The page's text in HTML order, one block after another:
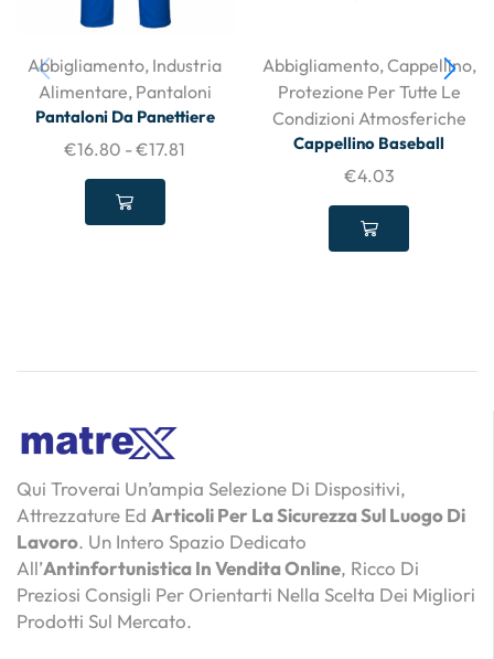
Abbigliamento, Industria
Alimentare, Pantaloni
Pantaloni Da Panettiere
€16.80 -€17.81
Abbigliamento,Cappellino,
Protezione Per Tutte Le
Condizioni Atmosferiche
Cappellino Baseball
€4.03
Qui Troverai Un’ampia Selezione Di Dispositivi,
Attrezzature Ed Articoli Per La Sicurezza Sul Luogo Di
Lavoro. Un Intero Spazio Dedicato
All’Antinfortunistica In Vendita Online, Ricco Di
Preziosi Consigli Per Orientarti Nella Scelta Dei Migliori
Prodotti Sul Mercato.